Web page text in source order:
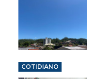
COTIDIANO